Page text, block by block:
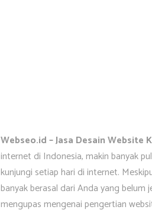
Webseo.id – Jasa Desain Website
internet di Indonesia, makin banyak
kunjungi setiap hari di internet.
banyak berasal dari Anda yang
mengupas mengenai pengertian